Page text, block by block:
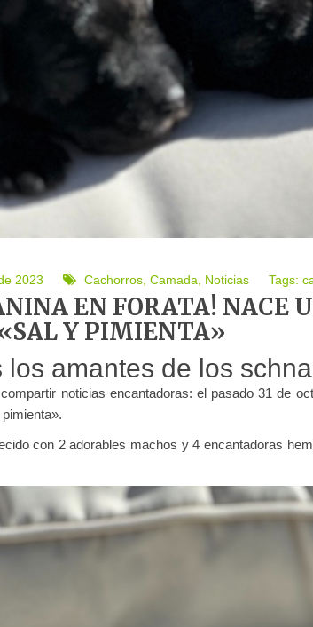
2023 Cachorros Camada Noticias Tags:
EN FORATA! NACE
Y PIMIENTA»
los amantes de los
noticias encantadoras: el pasado 31 de
con 2 adorables machos y 4 encantadoras